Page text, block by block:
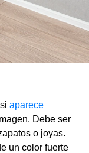
aparece
Debe ser
o joyas.
un color fuerte